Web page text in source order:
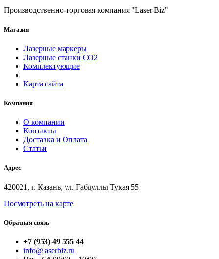
Производственно-торговая компания "Laser Biz"
Магазин
Лазерные маркеры
Лазерные станки СО2
Комплектующие
Карта сайта
Компания
О компании
Контакты
Доставка и Оплата
Статьи
Адрес
420021, г. Казань, ул. Габдуллы Тукая 55
Посмотреть на карте
Обратная связь
+7 (953) 49 555 44
info@laserbiz.ru